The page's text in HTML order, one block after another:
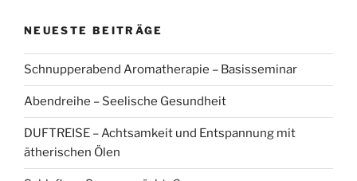
NEUESTE BEITRÄGE
Schnupperabend Aromatherapie – Basisseminar
Abendreihe – Seelische Gesundheit
DUFTREISE – Achtsamkeit und Entspannung mit
ätherischen Ölen